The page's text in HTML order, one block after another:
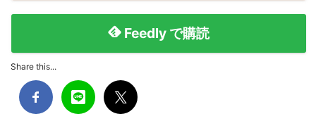
Feedly で購読
Share this...